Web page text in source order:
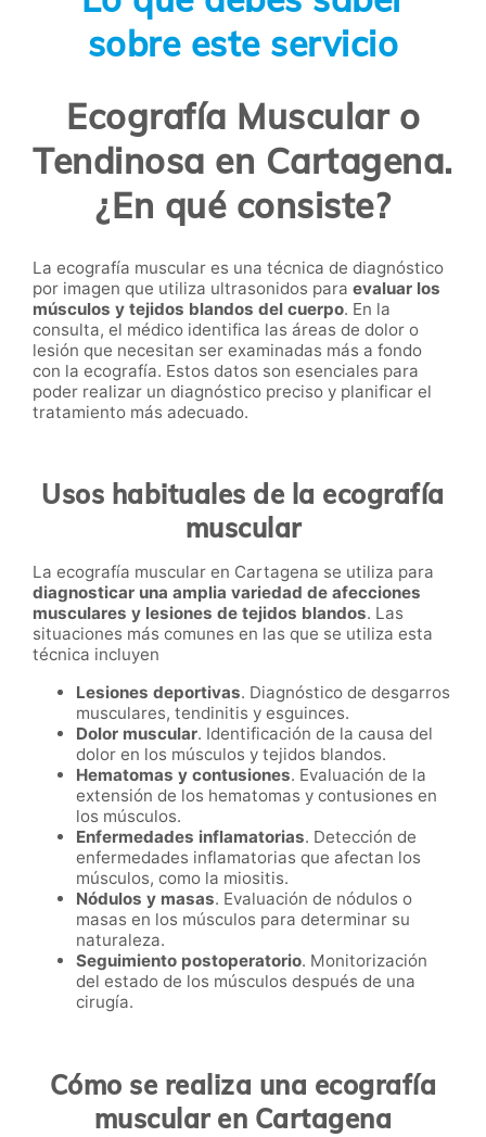
sobre este servicio
Ecografía Muscular o
Tendinosa en Cartagena.
¿En qué consiste?
La ecografía muscular es una técnica de diagnóstico
por imagen que utiliza ultrasonidos para evaluar los
músculos y tejidos blandos del cuerpo. En la
consulta, el médico identifica las áreas de dolor o
lesión que necesitan ser examinadas más a fondo
con la ecografía. Estos datos son esenciales para
poder realizar un diagnóstico preciso y planificar el
tratamiento más adecuado.
Usos habituales de la ecografía
muscular
La ecografía muscular en Cartagena se utiliza para
diagnosticar una amplia variedad de afecciones
musculares y lesiones de tejidos blandos. Las
situaciones más comunes en las que se utiliza esta
técnica incluyen
Lesiones deportivas. Diagnóstico de desgarros
musculares, tendinitis y esguinces.
Dolor muscular. Identificación de la causa del
dolor en los músculos y tejidos blandos.
Hematomas y contusiones. Evaluación de la
extensión de los hematomas y contusiones en
los músculos.
Enfermedades inflamatorias. Detección de
enfermedades inflamatorias que afectan los
músculos, como la miositis.
Nódulos y masas. Evaluación de nódulos o
masas en los músculos para determinar su
naturaleza.
Seguimiento postoperatorio. Monitorización
del estado de los músculos después de una
cirugía.
Cómo se realiza una ecografía
muscular en Cartagena